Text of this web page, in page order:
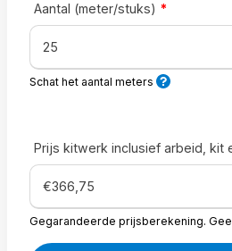
Aantal (meter/stuks) *
Schat het aantal meters
Prijs kitwerk inclusief arbeid, kit
Gegarandeerde prijsberekening.